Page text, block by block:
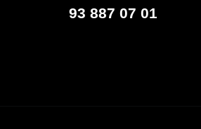
93 887 07 01